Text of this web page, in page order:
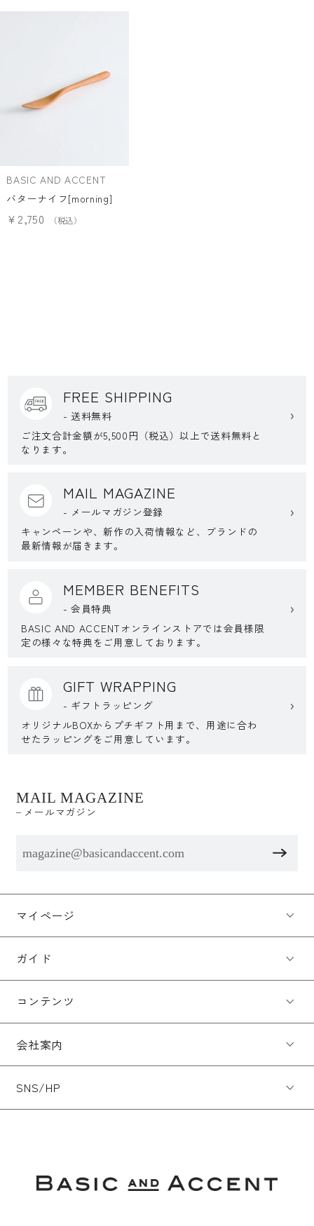
BASIC AND ACCENT
バターナイフ[morning]
¥2,750
FREE SHIPPING
- 送料無料
ご注文合計金額が5,500円（税込）以上で送料無料と
なります。
MAIL MAGAZINE
- メールマガジン登録
キャンペーンや、新作の入荷情報など、ブランドの
最新情報が届きます。
MEMBER BENEFITS
- 会員特典
BASIC AND ACCENTオンラインストアでは会員様限
定の様々な特典をご用意しております。
GIFT WRAPPING
- ギフトラッピング
オリジナルBOXからプチギフト用まで、用途に合わ
せたラッピングをご用意しています。
MAIL MAGAZINE
メールマガジン
マイページ
ガイド
コンテンツ
会社案内
SNS/HP